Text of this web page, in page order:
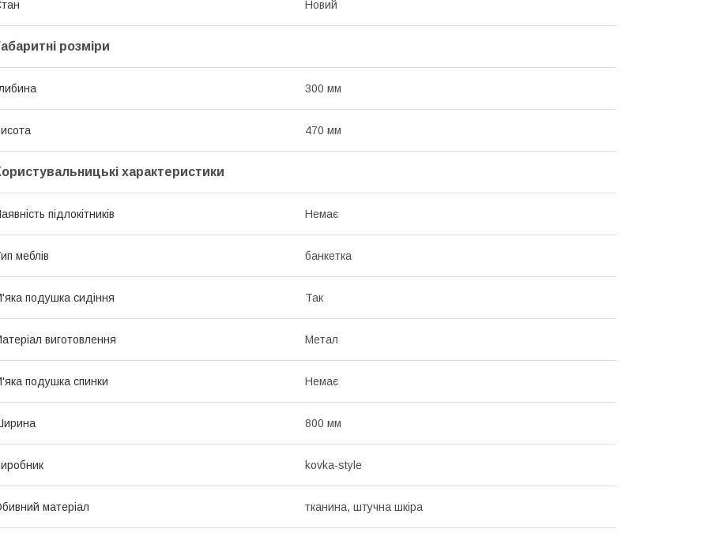
Новий
розміри
300 мм
470 мм
характеристики
підлокітників Немає
меблів банкетка
подушка сидіння Так
виготовлення Метал
подушка спинки Немає
800 мм
kovka-style
матеріал тканина, штучна шкіра